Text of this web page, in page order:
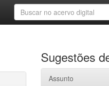
Sugestões
Assunto